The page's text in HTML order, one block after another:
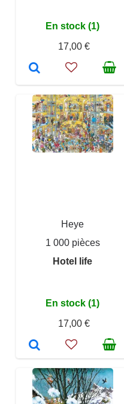
En stock (1)
17,00 €
Heye
1 000 pièces
Hotel life
En stock (1)
17,00 €